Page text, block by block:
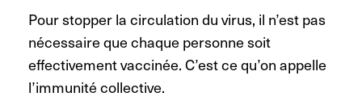
Pour stopper la circulation du virus, il n’est pas
nécessaire que chaque personne soit
effectivement vaccinée. C’est ce qu’on appelle
l’immunité collective.